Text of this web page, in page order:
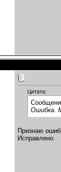
Цитата:
Ошибка.
Признаю
Исправлено.